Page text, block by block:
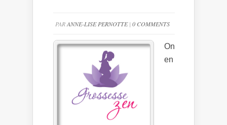
PARANNE-LISE PERNOTTE| 0 COMMENTS
On
en